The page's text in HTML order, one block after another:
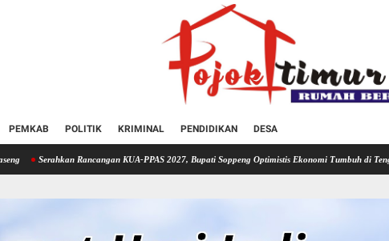
PEMKAB POLITIK KRIMINAL PENDIDIKAN DESA
KUA-PPAS 2027, Bupati Soppeng Optimistis Ekonomi Tumbuh di Tengah Tekanan Fiskal